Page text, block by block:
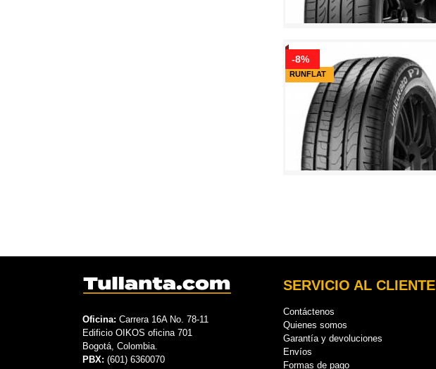
RUNFLAT
-8%
Oficina: Carrera 16A No. 78-11
Edificio OIKOS oficina 701
Bogotá, Colombia.
PBX: (601) 6360070
SERVICIO AL CLIENTE
Contáctenos
Quienes somos
Garantía y devoluciones
Envíos
Formas de pago